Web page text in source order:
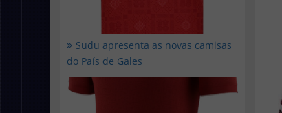
Sudu apresenta as novas camisas
do País de Gales